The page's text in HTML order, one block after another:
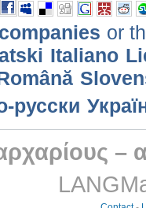
or
Italiano
русски
–